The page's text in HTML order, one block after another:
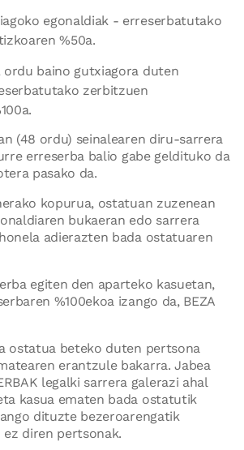
egonaldiak - erreserbatutako
%50a.
ordu baino gutxiagora duten
zerbitzuen
(48 ordu) seinalearen diru-sarrera
erreserba balio gabe geldituko da
pasako da.
kopurua, ostatuan zuzenean
bukaeran edo sarrera
adierazten bada ostatuaren
egiten den aparteko kasuetan,
%100ekoa izango da, BEZA
ostatua beteko duten pertsona
erantzule bakarra. Jabea
legalki sarrera galerazi ahal
kasua ematen bada ostatutik
dituzte bezeroarengatik
diren pertsonak.